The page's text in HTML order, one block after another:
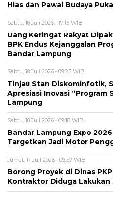
Hias dan Pawai Budaya
Sabtu, 18 Juli 2026 - 17:15 WIB
Uang Keringat Rakyat
BPK Endus Kejanggalan
Bandar Lampung
Sabtu, 18 Juli 2026 - 09:23 WIB
Tinjau Stan Diskominfotik,
Apresiasi Inovasi “Program
Lampung
Sabtu, 18 Juli 2026 - 09:18 WIB
Bandar Lampung Expo
Targetkan Jadi Motor
Jumat, 17 Juli 2026 - 09:57 WIB
Borong Proyek di Dinas
Kontraktor Diduga